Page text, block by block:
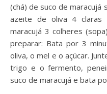
(chá) de suco de maracujá
azeite de oliva 4
maracujá 3 colheres
preparar: Bata por 3
oliva, o mel e o açúcar.
trigo e o fermento,
suco de maracujá e bata